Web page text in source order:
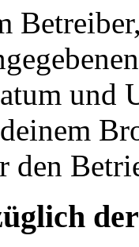
und
den